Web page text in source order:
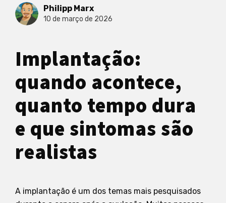
Philipp Marx
10 de março de 2026
Implantação:
quando acontece,
quanto tempo dura
e que sintomas são
realistas
A implantação é um dos temas mais pesquisados